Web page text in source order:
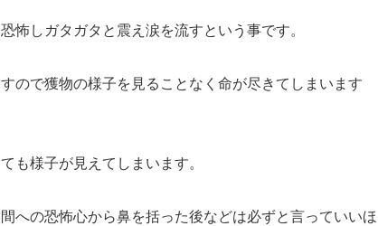
怖しガタガタと震え涙を流すという事です。
ので獲物の様子を見ることなく命が尽きてしまいます
も様子が見えてしまいます。
への恐怖心から鼻を括った後などは必ずと言っていいほ